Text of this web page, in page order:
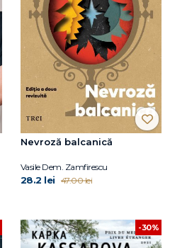
Nevroză balcanică
Vasile Dem. Zamfirescu
28.2 lei 47.00 lei
-30%